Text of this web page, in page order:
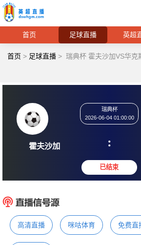
首页 足球直播 英超
首页 > 足球直播 > 瑞典杯 霍夫沙加VS华克
霍夫沙加
2026-06-04
:
高清直播 咪咕体育 免费直